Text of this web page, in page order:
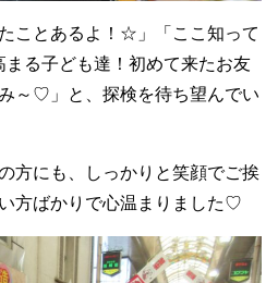
ことあるよ！☆」「ここ知って
まる子ども達！初めて来たお友
～♡」と、探検を待ち望んでい
方にも、しっかりと笑顔でご挨
方ばかりで心温まりました♡